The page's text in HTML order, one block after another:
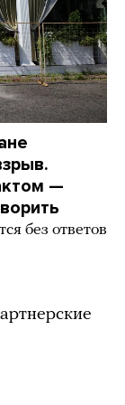
—
без ответов